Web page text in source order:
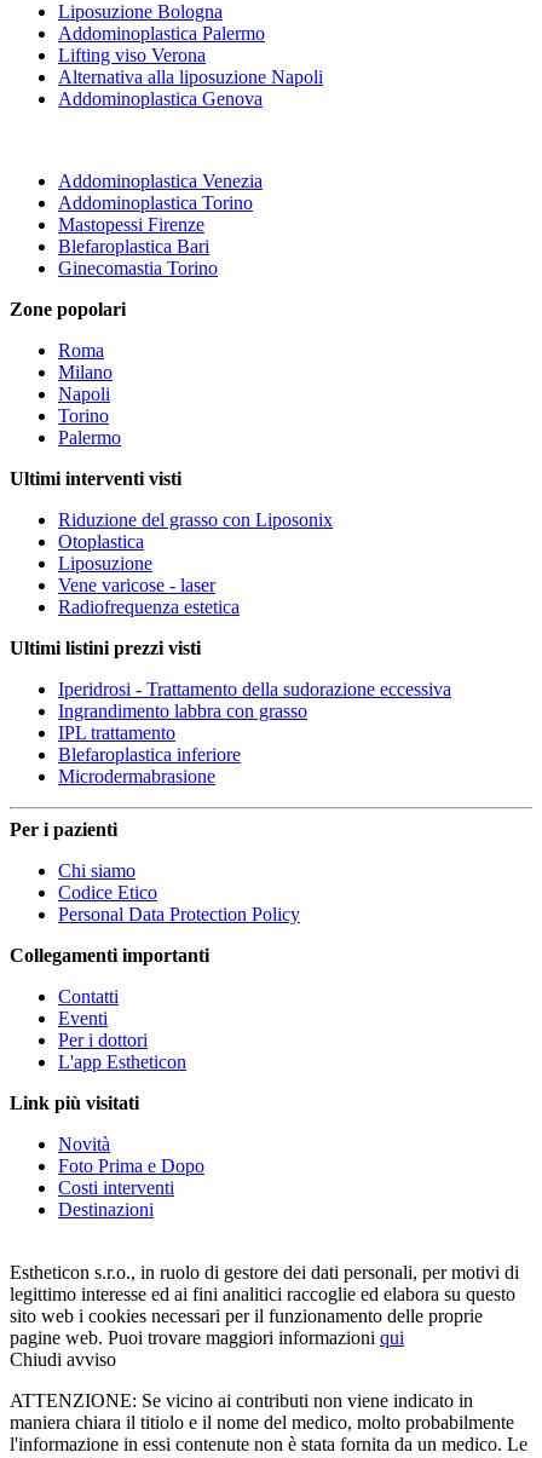
Liposuzione Bologna
Addominoplastica Palermo
Lifting viso Verona
Alternativa alla liposuzione Napoli
Addominoplastica Genova
Addominoplastica Venezia
Addominoplastica Torino
Mastopessi Firenze
Blefaroplastica Bari
Ginecomastia Torino
Zone popolari
Roma
Milano
Napoli
Torino
Palermo
Ultimi interventi visti
Riduzione del grasso con Liposonix
Otoplastica
Liposuzione
Vene varicose - laser
Radiofrequenza estetica
Ultimi listini prezzi visti
Iperidrosi - Trattamento della sudorazione eccessiva
Ingrandimento labbra con grasso
IPL trattamento
Blefaroplastica inferiore
Microdermabrasione
Per i pazienti
Chi siamo
Codice Etico
Personal Data Protection Policy
Collegamenti importanti
Contatti
Eventi
Per i dottori
L'app Estheticon
Link più visitati
Novità
Foto Prima e Dopo
Costi interventi
Destinazioni
Estheticon s.r.o., in ruolo di gestore dei dati personali, per motivi di
legittimo interesse ed ai fini analitici raccoglie ed elabora su questo
sito web i cookies necessari per il funzionamento delle proprie
pagine web. Puoi trovare maggiori informazioni qui
Chiudi avviso
ATTENZIONE: Se vicino ai contributi non viene indicato in
maniera chiara il titiolo e il nome del medico, molto probabilmente
l'informazione in essi contenute non è stata fornita da un medico. Le